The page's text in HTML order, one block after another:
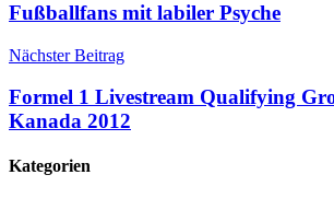
Fußballfans mit labiler Psyche
Nächster Beitrag
Formel 1 Livestream Qualifying
Kanada 2012
Kategorien